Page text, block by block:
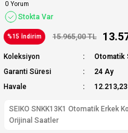
0 Yorum
Stokta Var
%15 İndirim 15.965,00 TL
Koleksiyon
Otomatik
Garanti Süresi
24 Ay
Havale
SEIKO SNKK13K1 Otomatik Erkek
Orijinal Saatler